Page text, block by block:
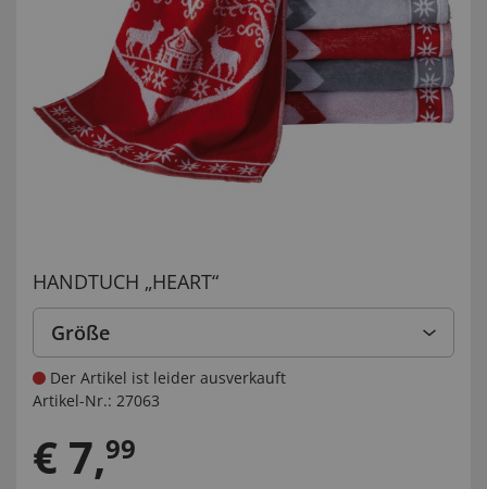
HANDTUCH „HEART“
Größe
Der Artikel ist leider ausverkauft
Artikel-Nr.: 27063
€ 7,99